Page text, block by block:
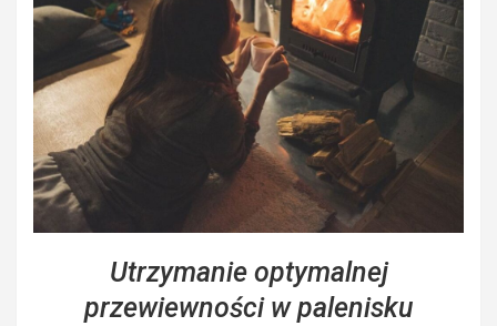
Utrzymanie optymalnej
przewiewności w palenisku